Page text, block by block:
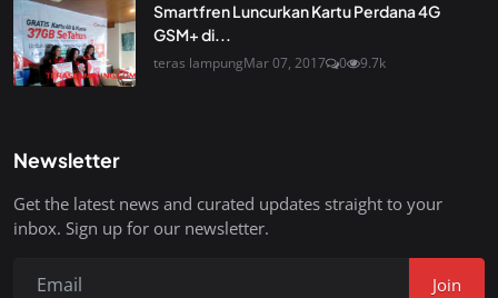
Smartfren Luncurkan Kartu Perdana 4G
GSM+ di...
teras lampungMar 07, 2017 0 9.7k
Newsletter
Get the latest news and curated updates straight to your
inbox. Sign up for our newsletter.
Join